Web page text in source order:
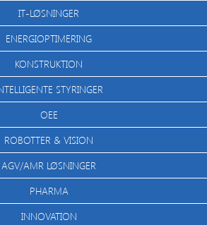
IT-LØSNINGER
ENERGIOPTIMERING
KONSTRUKTION
STYRINGER
OEE
ROBOTTER & VISION
AGV/AMR LØSNINGER
PHARMA
INNOVATION